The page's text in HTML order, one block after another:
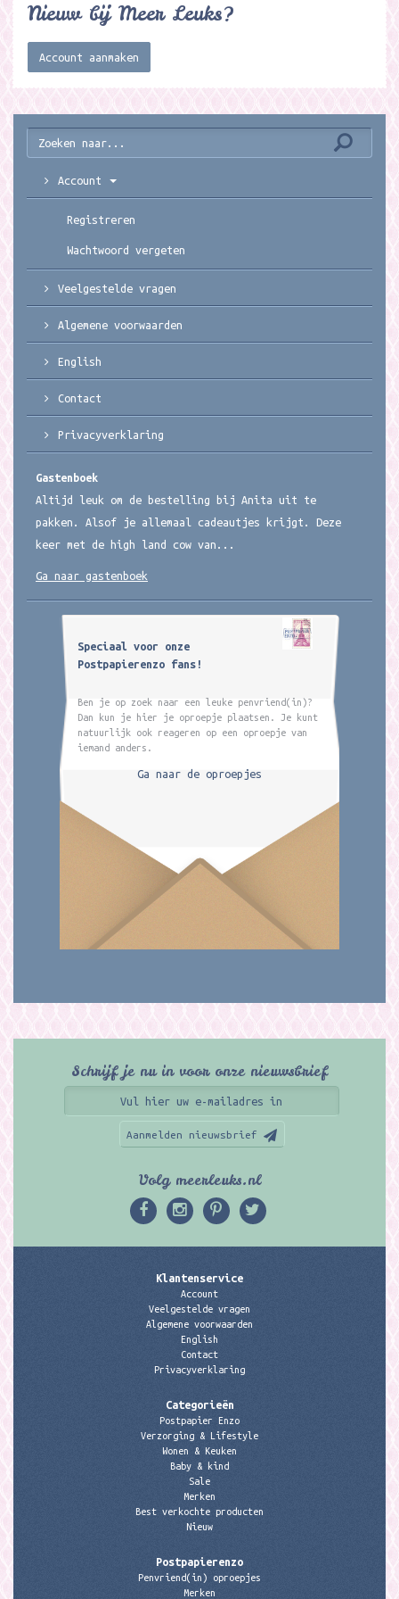
Nieuw bij Meer Leuks?
Account aanmaken
Account
Registreren
Wachtwoord vergeten
Veelgestelde vragen
Algemene voorwaarden
English
Contact
Privacyverklaring
Gastenboek
Altijd leuk om de bestelling bij Anita uit te
pakken. Alsof je allemaal cadeautjes krijgt. Deze
keer met de high land cow van...
Ga naar gastenboek
Speciaal voor onze
Postpapierenzo fans!
Ben je op zoek naar een leuke penvriend(in)?
Dan kun je hier je oproepje plaatsen. Je kunt
natuurlijk ook reageren op een oproepje van
iemand anders.
Ga naar de oproepjes
Schrijf je nu in voor onze nieuwsbrief
Aanmelden nieuwsbrief
Volg meerleuks.nl
Klantenservice
Account
Veelgestelde vragen
Algemene voorwaarden
English
Contact
Privacyverklaring
Categorieën
Postpapier Enzo
Verzorging & Lifestyle
Wonen & Keuken
Baby & kind
Sale
Merken
Best verkochte producten
Nieuw
Postpapierenzo
Penvriend(in) oproepjes
Merken